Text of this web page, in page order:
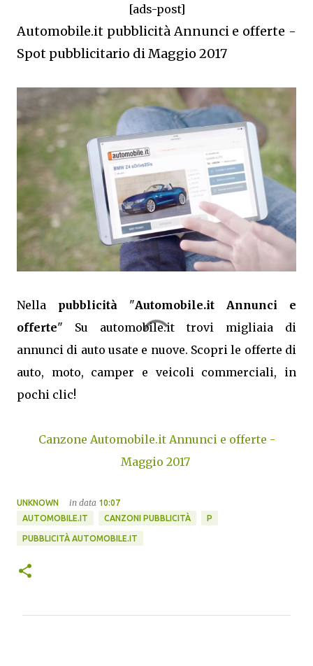
[ads-post]
Automobile.it pubblicità Annunci e offerte -
Spot pubblicitario di Maggio 2017
Nella pubblicità "Automobile.it Annunci e
offerte" Su automobile.it trovi migliaia di
annunci di auto usate e nuove. Scopri le offerte di
auto, moto, camper e veicoli commerciali, in
pochi clic!
Canzone Automobile.it Annunci e offerte -
Maggio 2017
UNKNOWN in data 10:07
AUTOMOBILE.IT
CANZONI PUBBLICITÀ P
PUBBLICITÀ AUTOMOBILE.IT